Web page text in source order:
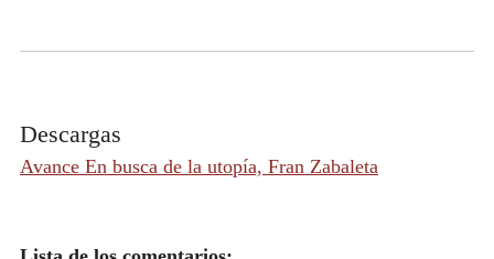
Descargas
Avance En busca de la utopía, Fran Zabaleta